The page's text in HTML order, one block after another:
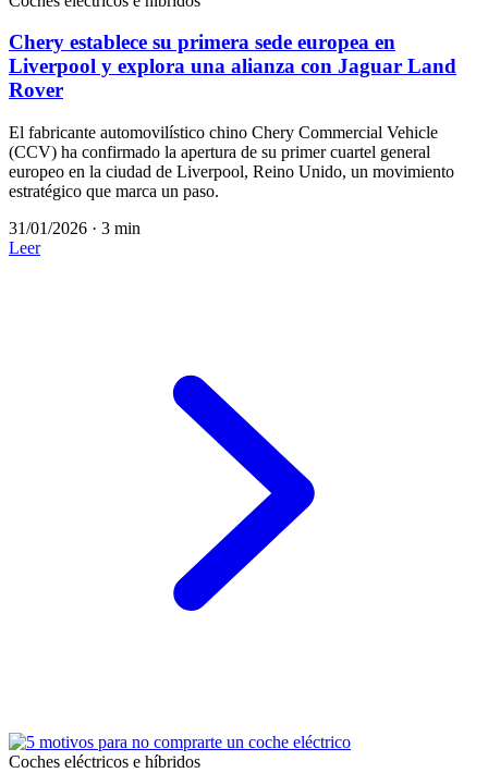
Chery establece su primera sede europea en
Liverpool y explora una alianza con Jaguar Land
Rover
El fabricante automovilístico chino Chery Commercial Vehicle
(CCV) ha confirmado la apertura de su primer cuartel general
europeo en la ciudad de Liverpool, Reino Unido, un movimiento
estratégico que marca un paso.
31/01/2026 · 3 min
Leer
Coches eléctricos e híbridos